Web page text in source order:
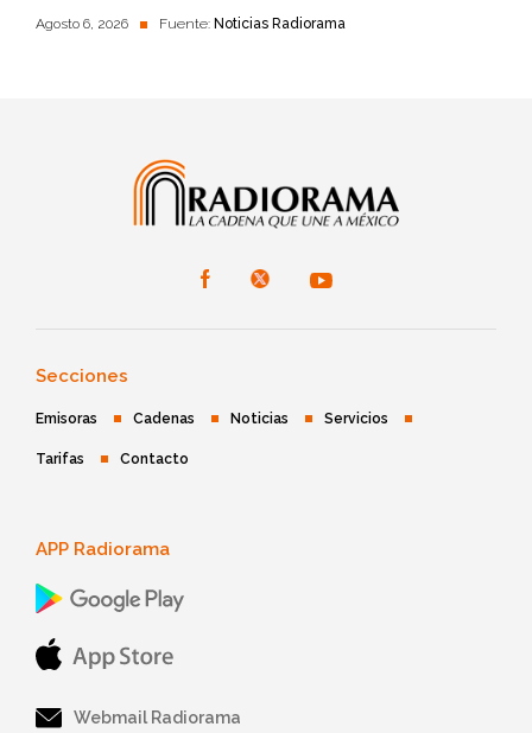
Agosto 6, 2026 Fuente: Noticias Radiorama
Secciones
Emisoras Cadenas Noticias Servicios
Tarifas Contacto
APP Radiorama
Webmail Radiorama